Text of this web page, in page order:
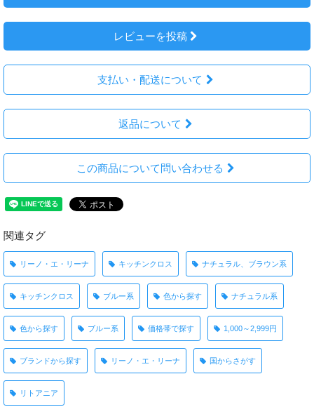
レビューを投稿
支払い・配送について
返品について
この商品について問い合わせる
関連タグ
リーノ・エ・リーナ キッチンクロス ナチュラル、ブラウン系
キッチンクロス ブルー系 色から探す ナチュラル系
色から探す ブルー系 価格帯で探す 1,000～2,999円
ブランドから探す リーノ・エ・リーナ 国からさがす
リトアニア